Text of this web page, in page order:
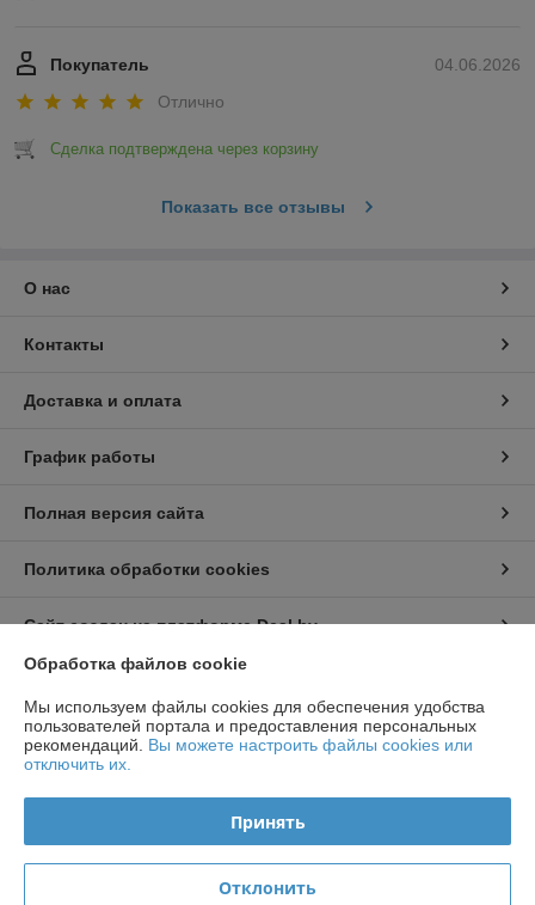
04.06.2026
Покупатель
Отлично
Сделка подтверждена через корзину
Показать все отзывы
О нас
Контакты
Доставка и оплата
График работы
Полная версия сайта
Политика обработки cookies
Сайт создан на платформе Deal.by
Информация для покупателя
Индивидуальный предприниматель:ИП Чирак Артем Викторович
ул. Якубова 66-4-92
Регистрационный номер ЕГР: 192050953
Регистрационный орган: Минским горисполкомом
Обработка файлов cookie
Мы используем файлы cookies для обеспечения удобства
пользователей портала и предоставления персональных
рекомендаций. Вы можете настроить файлы cookies или
отключить их.
Принять
Отклонить